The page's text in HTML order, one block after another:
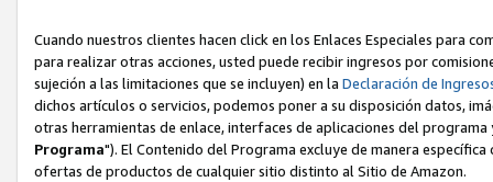
Cuando nuestros clientes hacen click en los Enlaces Especiales para
para realizar otras acciones, usted puede recibir ingresos por
sujeción a las limitaciones que se incluyen) en la Declaración de
dichos artículos o servicios, podemos poner a su disposición datos,
otras herramientas de enlace, interfaces de aplicaciones del
Programa"). El Contenido del Programa excluye de manera
ofertas de productos de cualquier sitio distinto al Sitio de Amazon.